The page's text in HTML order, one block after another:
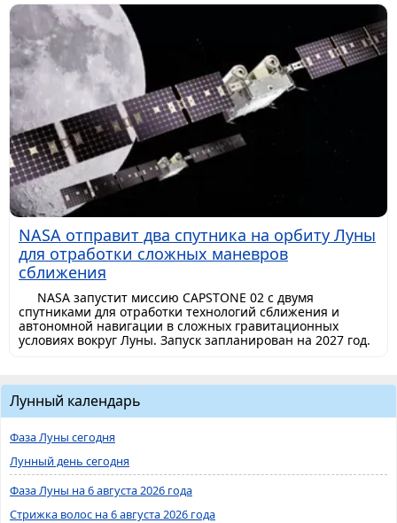
NASA отправит два спутника на орбиту Луны
для отработки сложных маневров
сближения
NASA запустит миссию CAPSTONE 02 с двумя
спутниками для отработки технологий сближения и
автономной навигации в сложных гравитационных
условиях вокруг Луны. Запуск запланирован на 2027 год.
Лунный календарь
Фаза Луны сегодня
Лунный день сегодня
Фаза Луны на 6 августа 2026 года
Стрижка волос на 6 августа 2026 года